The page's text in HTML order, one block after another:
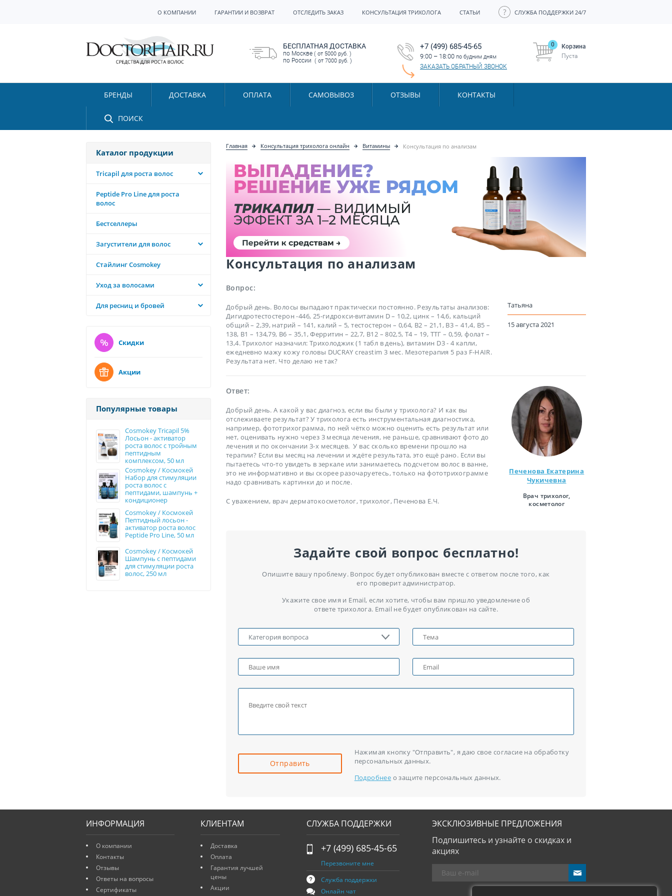
О КОМПАНИИ ГАРАНТИИ И ВОЗВРАТ ОТСЛЕДИТЬ ЗАКАЗ КОНСУЛЬТАЦИЯ ТРИХОЛОГА СТАТЬИ СЛУЖБА ПОДДЕРЖКИ 24/7
БЕСПЛАТНАЯ ДОСТАВКА
по Москве ( от 5000 руб. )
по России ( от 7000 руб. )
+7 (499) 685-45-65
9:00 – 18:00 по будним дням
ЗАКАЗАТЬ ОБРАТНЫЙ ЗВОНОК
Корзина
0
Пуста
БРЕНДЫ ДОСТАВКА ОПЛАТА САМОВЫВОЗ ОТЗЫВЫ КОНТАКТЫ
ПОИСК
Каталог продукции
Tricapil для роста волос
Peptide Pro Line для роста
волос
Бестселлеры
Загустители для волос
Стайлинг Cosmokey
Уход за волосами
Для ресниц и бровей
Скидки
Акции
Популярные товары
Cosmokey Tricapil 5%
Лосьон - активатор
роста волос с тройным
пептидным
комплексом, 50 мл
Cosmokey / Космокей
Набор для стимуляции
роста волос с
пептидами, шампунь +
кондиционер
Cosmokey / Космокей
Пептидный лосьон -
активатор роста волос
Peptide Pro Line, 50 мл
Cosmokey / Космокей
Шампунь с пептидами
для стимуляции роста
волос, 250 мл
Главная Консультация трихолога онлайн Витамины Консультация по анализам
Консультация по анализам
Татьяна
15 августа 2021
Вопрос:
Добрый день. Волосы выпадают практически постоянно. Результаты анализов:
Дигидротестостерон -446, 25-гидрокси-витамин D – 10,2, цинк – 14,6, кальций
общий – 2,39, натрий – 141, калий – 5, тестостерон – 0,64, В2 – 21,1, В3 – 41,4, В5 –
138, В1 – 134,79, В6 – 35,1, Ферритин – 22,7, В12 – 802,5, Т4 – 19, ТТГ – 0,59, фолат –
13,4. Трихолог назначил: Трихолоджик (1 табл в день), витамин D3 - 4 капли,
ежедневно мажу кожу головы DUCRAY creastim 3 мес. Мезотерапия 5 раз F-HAIR.
Результата нет. Что делаю не так?
Печенова Екатерина
Чукичевна
Врач трихолог,
косметолог
Ответ:
Добрый день. А какой у вас диагноз, если вы были у трихолога? И как вы
отслеживаете результат? У трихолога есть инструментальная диагностика,
например, фототрихограмма, по ней чётко можно оценить есть результат или
нет, оценивать нужно через 3 месяца лечения, не раньше, сравнивают фото до
лечения и по окончании 3-х месяцев. У вас сколько времени прошло на
терапии? Если вы месяц на лечении и ждёте результата, это ещё рано. Если вы
пытаетесь что-то увидеть в зеркале или занимаетесь подсчетом волос в ванне,
это не информативно и вы скорее разочаруетесь, только на фототрихограмме
надо сравнивать картинки до и после.
С уважением, врач дерматокосметолог, трихолог, Печенова Е.Ч.
Задайте свой вопрос бесплатно!
Опишите вашу проблему. Вопрос будет опубликован вместе с ответом после того, как
его проверит администратор.
Укажите свое имя и Email, если хотите, чтобы вам пришло уведомление об
ответе трихолога. Email не будет опубликован на сайте.
Отправить
Нажимая кнопку "Отправить", я даю свое согласие на обработку
персональных данных.
Подробнее о защите персональных данных.
ИНФОРМАЦИЯ
О компании
Контакты
Отзывы
Ответы на вопросы
Сертификаты
КЛИЕНТАМ
Доставка
Оплата
Гарантия лучшей
цены
Акции
СЛУЖБА ПОДДЕРЖКИ
+7 (499) 685-45-65
Перезвоните мне
Служба поддержки
Онлайн чат
ЭКСКЛЮЗИВНЫЕ ПРЕДЛОЖЕНИЯ
Подпишитесь и узнайте о скидках и
акциях
send